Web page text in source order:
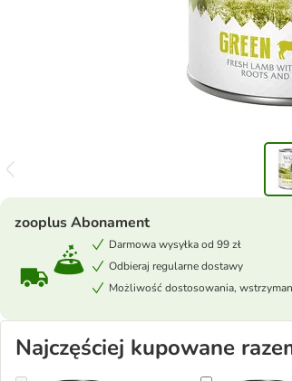
zooplus Abonament
Darmowa wysyłka od 99 zł
Odbieraj regularne dostawy
Możliwość dostosowania,
Najczęściej kupowane